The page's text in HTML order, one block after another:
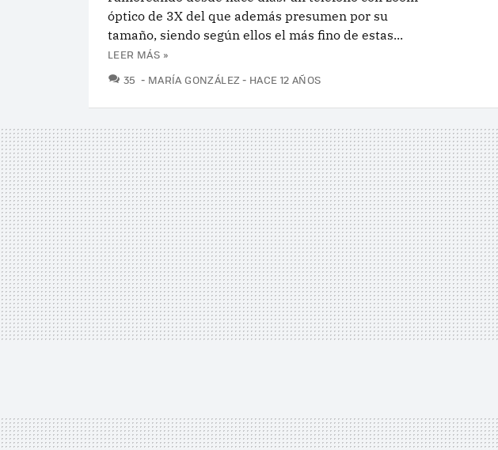
óptico de 3X del que además presumen por su
tamaño, siendo según ellos el más fino de estas...
LEER MÁS »
35 COMENTARIOS
MARÍA GONZÁLEZ HACE 12 AÑOS